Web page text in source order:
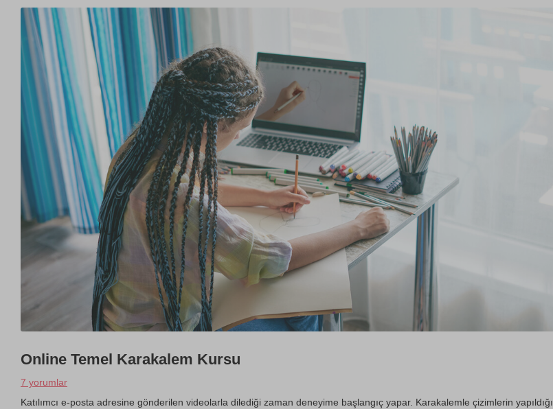
Online Temel Karakalem Kursu
7 yorumlar
Katılımcı e-posta adresine gönderilen videolarla dilediği zaman deneyime başlangıç yapar. Karakalemle çizimlerin yapıldığı